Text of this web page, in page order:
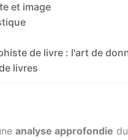
et image
de livre : l'art de
livres
analyse approfondie